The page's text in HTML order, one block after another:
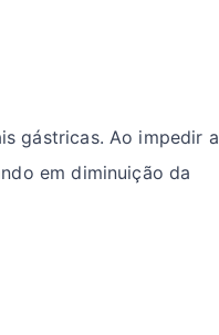
gástricas. Ao impedir a
em diminuição da